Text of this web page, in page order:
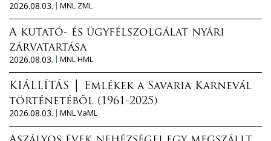
2026.08.03.
MNL ZML
A kutató- és ügyfélszolgálat nyári
zárvatartása
2026.08.03.
MNL HML
KIÁLLÍTÁS │ Emlékek a Savaria Karnevál
történetéből (1961-2025)
2026.08.03.
MNL VaML